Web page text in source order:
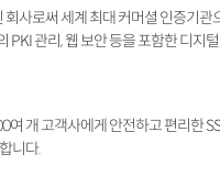
회사로써 세계 최대 커머셜 인증기관
PKI 관리, 웹 보안 등을 포함한 디지
여 개 고객사에게 안전하고 편리한
니다.